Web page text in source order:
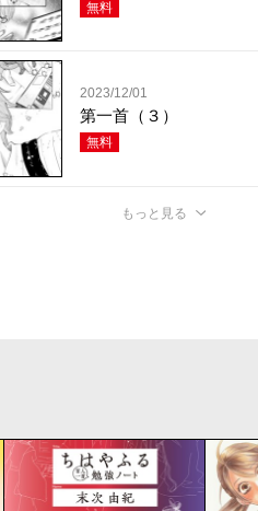
無料
2023/12/01
第一首（３）
無料
もっと見る